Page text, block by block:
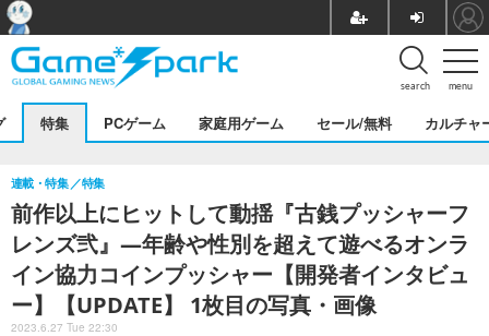
menu
search
特集 PCゲーム 家庭用ゲーム セール/無料 カルチャ
前作以上にヒットして動揺『古銭プッシャーフ
レンズ弐』―年齢や性別を超えて遊べるオンラ
イン協力コインプッシャー【開発者インタビュ
ー】【UPDATE】 1枚目の写真・画像
連載・特集 特集
2023.6.27 Tue 22:30